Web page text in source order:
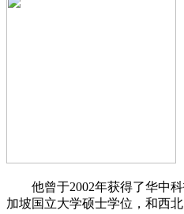
他曾于2002年获得了华中科
加坡国立大学硕士学位，和西北